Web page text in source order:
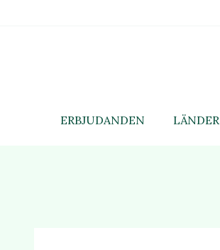
ERBJUDANDEN LÄNDER